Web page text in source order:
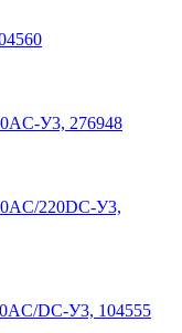
У3, 276948
220DC-У3,
DC-У3, 104555